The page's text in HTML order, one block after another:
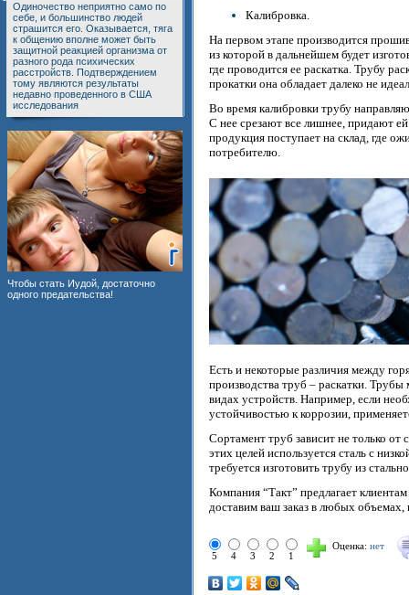
Одиночество неприятно само по
себе, и большинство людей
страшится его. Оказывается, тяга
к общению вполне может быть
защитной реакцией организма от
разного рода психических
расстройств. Подтверждением
тому являются результаты
недавно проведенного в США
исследования
Чтобы стать Иудой, достаточно
одного предательства!
Калибровка.
На первом этапе производится
из которой в дальнейшем будет
где проводится ее раскатка. Трубу
прокатки она обладает далеко не
Во время калибровки трубу
С нее срезают все лишнее, придают
продукция поступает на склад, где
потребителю.
Есть и некоторые различия между
производства труб – раскатки. Трубы
видах устройств. Например, если
устойчивостью к коррозии,
Сортамент труб зависит не только от
этих целей используется сталь с
требуется изготовить трубу из
Компания “Такт” предлагает
доставим ваш заказ в любых
5 4 3 2 1
Оценка: нет